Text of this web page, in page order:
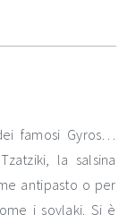
famosi Gyros…
la salsina
antipasto o per
i sovlaki. Si è